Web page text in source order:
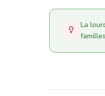
La